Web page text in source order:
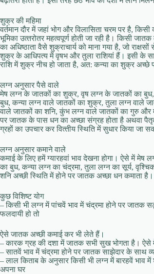
शुक्र की महिमा
वर्तमान दौर में जहां भोग और विलासिता चरम पर है,
भूमिका उत्‍तरोतर महत्‍वपूर्ण होती जा रही है। किसी
का अधिष्‍ठाता वैसे शुक्राचार्य को माना गया है, जो
शुक्र के आधिपत्‍य में वृषभ और तुला राशियां हैं। इसी के
राशि में शुक्र नीच हो जाता है, अत: कन्‍या का शुक्र अच्‍छे
लग्‍न अनुसार पैसे वाले
मेष लग्‍न के जातकों का शुक्र, वृष लग्‍न के जातकों का बुध,
बुध, कन्‍या लग्‍न वाले जातकों का शुक्र, तुला लग्‍न वाले
वाले जातकों का शनि, कुंभ लग्‍न वाले जातकों का गुरु और
पर जातक के पास धन का अच्‍छा संग्रह होता है अथवा
ग्रहों का उपचार कर वित्‍तीय स्थिति में सुधार किया जा
लग्‍न अनुसार कमाने वाले
कमाई के लिए हमें ग्‍यारहवां भाव देखना होगा। ऐसे में
का बुध, कन्‍या लग्‍न का चंद्रमा, तुला लग्‍न का सूर्य,
शनि अच्‍छी स्थिति में होने पर जातक अच्‍छा धन कमाता
कुछ विशिष्‍ट योग
– किसी भी लग्‍न में पांचवें भाव में चंद्रमा होने पर जातक
फलदायी हो तो
ऐसे जातक अच्‍छी कमाई कर भी लेते हैं।
– कारक ग्रह की दशा में जातक सभी सुख भोगता है। ऐसे
– सातवें भाव में चंद्रमा होने पर जातक साझेदार के साथ
– लाल किताब के अनुसार किसी भी लग्‍न में बारहवें भाव
अपना घर